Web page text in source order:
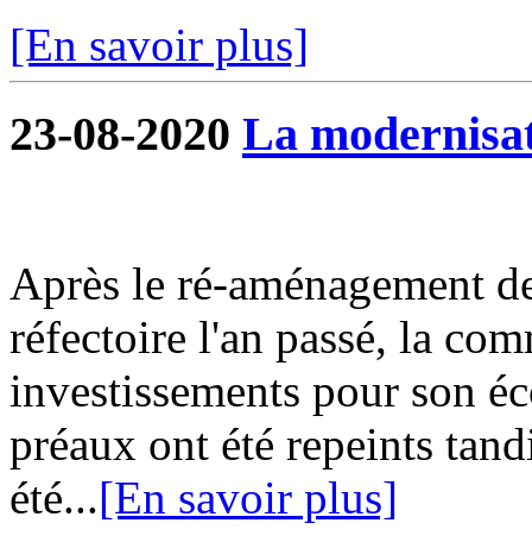
[En savoir plus]
23-08-2020 La
Après le ré-aménagement
réfectoire l'an passé, la
investissements pour son
préaux ont été repeints
été...[En savoir plus]